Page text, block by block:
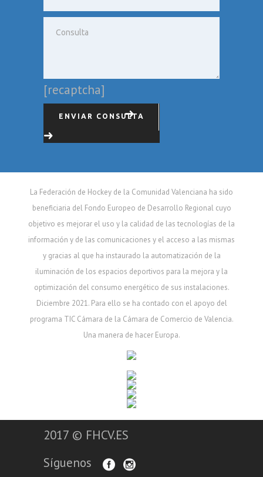
[recaptcha]
ENVIAR CONSULTA
La Federación de Hockey de la Comunidad Valenciana ha sido
beneficiaria del Fondo Europeo de Desarrollo Regional cuyo
objetivo es mejorar el uso y la calidad de las tecnologías de la
información y de las comunicaciones y el acceso a las mismas
y gracias al que ha instaurado la automatización de la
iluminación de los espacios deportivos para la mejora y la
optimización del consumo energético de sus instalaciones.
Diciembre 2021. Para ello se ha contado con el apoyo del
programa TIC Cámara de la Cámara de Comercio de Valencia.
Una manera de hacer Europa.
2017 © FHCV.ES
Síguenos